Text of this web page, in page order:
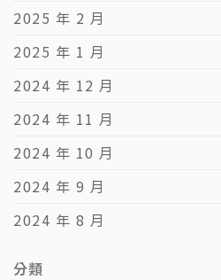
2025 年 2 月
2025 年 1 月
2024 年 12 月
2024 年 11 月
2024 年 10 月
2024 年 9 月
2024 年 8 月
分類